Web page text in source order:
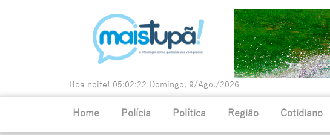
Boa noite! 05:02:23 Domingo, 9/Ago./2026
Home Polícia Política Região Cotidiano